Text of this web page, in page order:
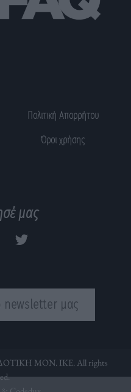
Πολιτική Απορρήτου
Όροι χρήσης
μας
newsletter μας
ΜΟΝ. ΙΚΕ. All rights